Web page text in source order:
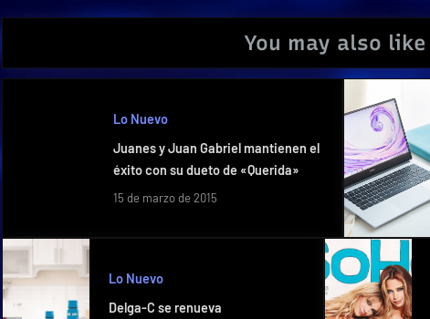
You may also like
Lo Nuevo
Juanes y Juan Gabriel mantienen el
éxito con su dueto de «Querida»
15 de marzo de 2015
Lo Nuevo
Delga-C se renueva